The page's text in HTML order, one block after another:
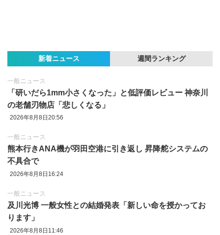
新着ニュース 週間ランキング
一般ニュース
「研いだら1mm小さくなった」と低評価レビュー 神奈川
の老舗刃物店「悲しくなる」
2026年8月8日20:56
一般ニュース
熊本行きANA機が羽田空港に引き返し 昇降舵システムの
不具合で
2026年8月8日16:24
一般ニュース
及川光博 一般女性との結婚発表「新しい命を授かってお
ります」
2026年8月8日11:46